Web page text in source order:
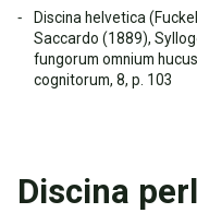
Discina helvetica
Saccardo (1889),
fungorum omnium
cognitorum, 8, p. 103
Discina